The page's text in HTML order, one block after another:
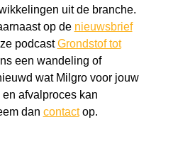
uit de branche.
op de nieuwsbrief
podcastGrondstof tot
een wandeling of
wat Milgro voor jouw
afvalproces kan
dan contactop.